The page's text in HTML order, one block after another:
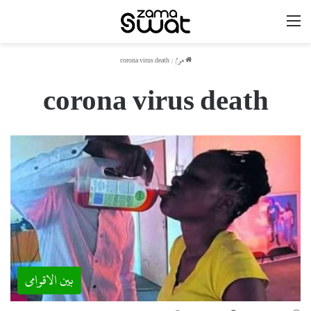
ھوم /
corona virus death
corona virus death
بین الاقوامی